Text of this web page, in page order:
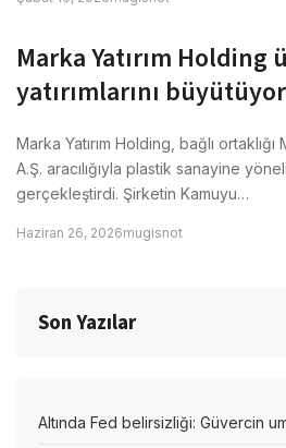
Marka Yatırım Holding
yatırımlarını büyütüyor
Marka Yatırım Holding, bağlı
A.Ş. aracılığıyla plastik sanayine
gerçekleştirdi. Şirketin Kamuyu…
Haziran 26, 2026mugisnot
Son Yazılar
Altında Fed belirsizliği: Güvercin